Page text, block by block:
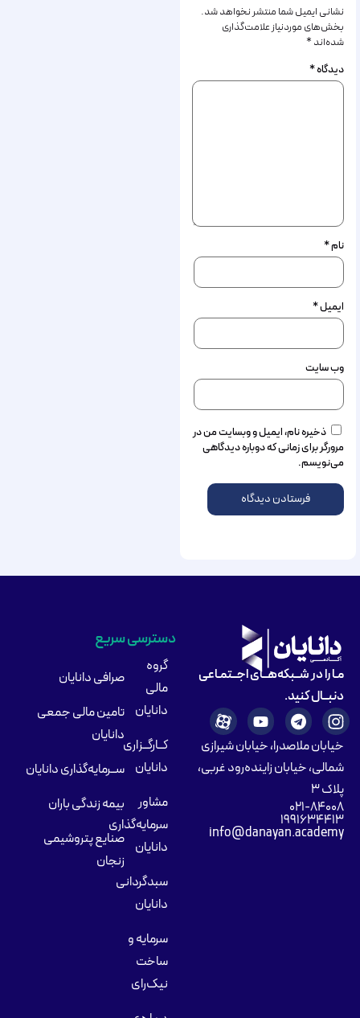
نشانی ایمیل شما منتشر نخواهد شد.
بخش‌های موردنیاز علامت‌گذاری
شده‌اند *
دیدگاه*
نام*
ایمیل*
وب‌ سایت
ذخیره نام، ایمیل و وبسایت من در
مرورگر برای زمانی که دوباره دیدگاهی
می‌نویسم.
مـا را در شــبکه‌هــای اجــتمـاعی
دنبــال کنید.
خیابان ملاصدرا، خیابان شیرازی
شمالی، خیابان زاینده‌رود غربی،
پلاک ۳
۰۲۱-۸۴۰۰۸
۱۹۹۱۶۳۴۴۱۳
info@danayan.academy
دسترسی سریع
گروه
مالی
دانایان
کــارگــزاری
دانایان
مشاور
سرمایه‌گذاری
دانایان
سبدگردانی
دانایان
سرمایه و
ساخت
نیک‌رای
صرافی دانایان
تامین مالی جمعی
دانایان
ســرمایه‌گذاری دانایان
بیمه زندگی باران
صنایع پتروشیمی
زنجان